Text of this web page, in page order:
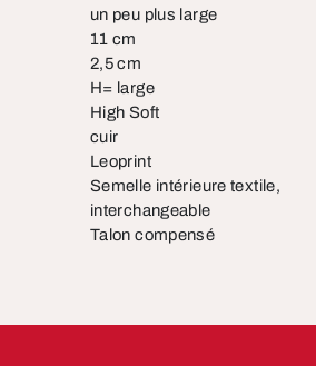
un peu plus large
11 cm
2,5 cm
H= large
High Soft
cuir
Leoprint
Semelle intérieure textile,
interchangeable
Talon compensé